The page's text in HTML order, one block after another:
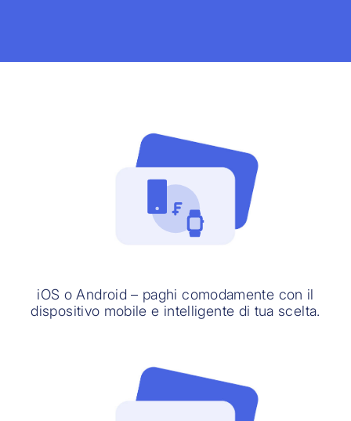
iOS o Android – paghi comodamente con il
dispositivo mobile e intelligente di tua scelta.